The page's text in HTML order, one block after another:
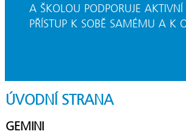
A ŠKOLOU PODPORUJE AKTIVNÍ
PŘÍSTUP K SOBĚ SAMÉMU A K
ÚVODNÍ STRANA
GEMINI